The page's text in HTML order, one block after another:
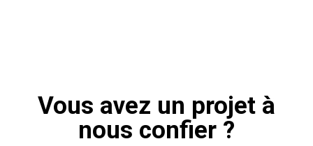
Vous avez un projet à
nous confier ?